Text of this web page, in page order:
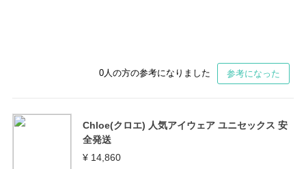
0人の方の参考になりました 参考になった
Chloe(クロエ) 人気アイウェア ユニセックス 安
全発送
¥ 14,860